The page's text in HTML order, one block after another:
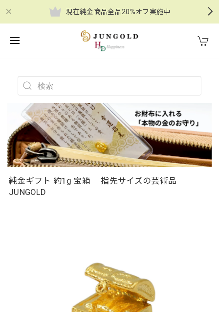
現在純金商品全品20%オフ実施中
純金ギフト 約1g 宝箱 指先サイズの芸術品
JUNGOLD